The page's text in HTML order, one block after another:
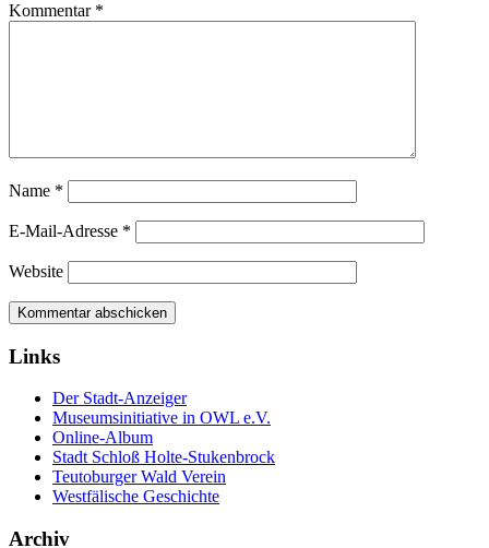
Kommentar *
Name *
E-Mail-Adresse *
Website
Links
Der Stadt-Anzeiger
Museumsinitiative in OWL e.V.
Online-Album
Stadt Schloß Holte-Stukenbrock
Teutoburger Wald Verein
Westfälische Geschichte
Archiv